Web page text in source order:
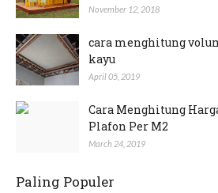
November 12, 2018
cara menghitung
kayu
April 05, 2019
Cara Menghitung
Plafon Per M2
March 24, 2019
Paling Populer